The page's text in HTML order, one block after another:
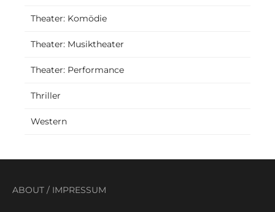
Theater: Komödie
Theater: Musiktheater
Theater: Performance
Thriller
Western
ABOUT / IMPRESSUM